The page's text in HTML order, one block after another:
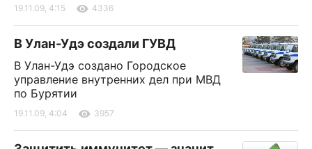
19.11.09, 4:15 4336
В Улан-Удэ создали ГУВД
В Улан-Удэ создано Городское
управление внутренних дел при МВД
по Бурятии
19.11.09, 4:04 3957